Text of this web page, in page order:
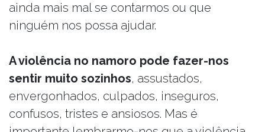
ainda mais mal se contarmos ou que
ninguém nos possa ajudar.
A violência no namoro pode fazer-nos
sentir muito sozinhos, assustados,
envergonhados, culpados, inseguros,
confusos, tristes e ansiosos. Mas é